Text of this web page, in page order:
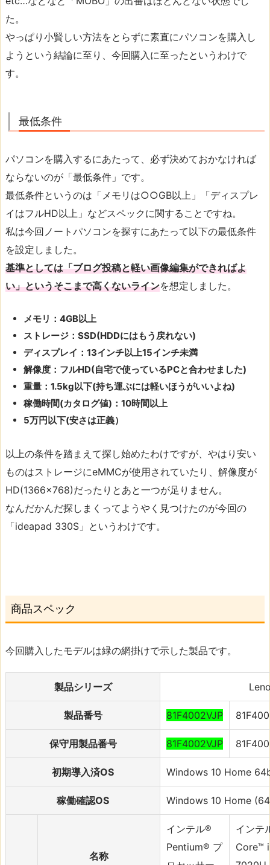
た。
やっぱり小賢しい方法をとらずに素直にパソコンを購入し
ようという結論に至り、今回購入に至ったというわけで
す。
最低条件
パソコンを購入するにあたって、必ず決めておかなければ
ならないのが「最低条件」です。
最低条件というのは「メモリは○○GB以上」「ディスプレ
イはフルHD以上」などスペックに関することですね。
私は今回ノートパソコンを探すにあたって以下の最低条件
を設定しました。
基準としては「ブログ投稿と軽い画像編集ができればよ
い」というそこまで高くないラインを想定しました。
メモリ：4GB以上
ストレージ：SSD(HDDにはもう戻れない)
ディスプレイ：13インチ以上15インチ未満
解像度：フルHD(自宅で使っているPCと合わせました)
重量：1.5kg以下(持ち運ぶには軽いほうがいいよね)
稼働時間(カタログ値)：10時間以上
5万円以下(安さは正義）
以上の条件を踏まえて探し始めたわけですが、やはり安い
ものはストレージにeMMCが使用されていたり、解像度が
HD(1366×768)だったりとあと一つが足りません。
なんだかんだ探しまくってようやく見つけたのが今回の
「ideapad 330S」というわけです。
商品スペック
今回購入したモデルは緑の網掛けで示した製品です。
製品シリーズ
製品番号 81F4002VJP
保守用製品番号 81F4002VJP
初期導入済OS Windows 10 Home
稼働確認OS Windows 10 Home
名称
インテル®
Pentium® プ
インテ
Core™